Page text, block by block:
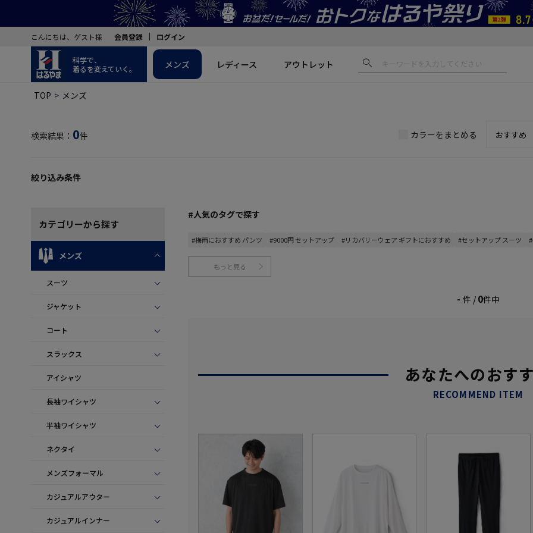
こんにちは、ゲスト様 会員登録 ログイン
科学で、
着るを変えていく。
メンズ レディース アウトレット
TOP メンズ
検索結果： 0件 カラーをまとめる
絞り込み条件
カテゴリーから探す
メンズ
スーツ
ジャケット
コート
スラックス
アイシャツ
長袖ワイシャツ
半袖ワイシャツ
ネクタイ
メンズフォーマル
カジュアルアウター
カジュアルインナー
#人気のタグで探す
#梅雨におすすめ パンツ #9000円 セットアップ #リカバリーウェア ギフトにおすすめ #セットアップ スーツ
もっと見る
- 件 / 0件中
あなたへのおす
RECOMMEND ITEM